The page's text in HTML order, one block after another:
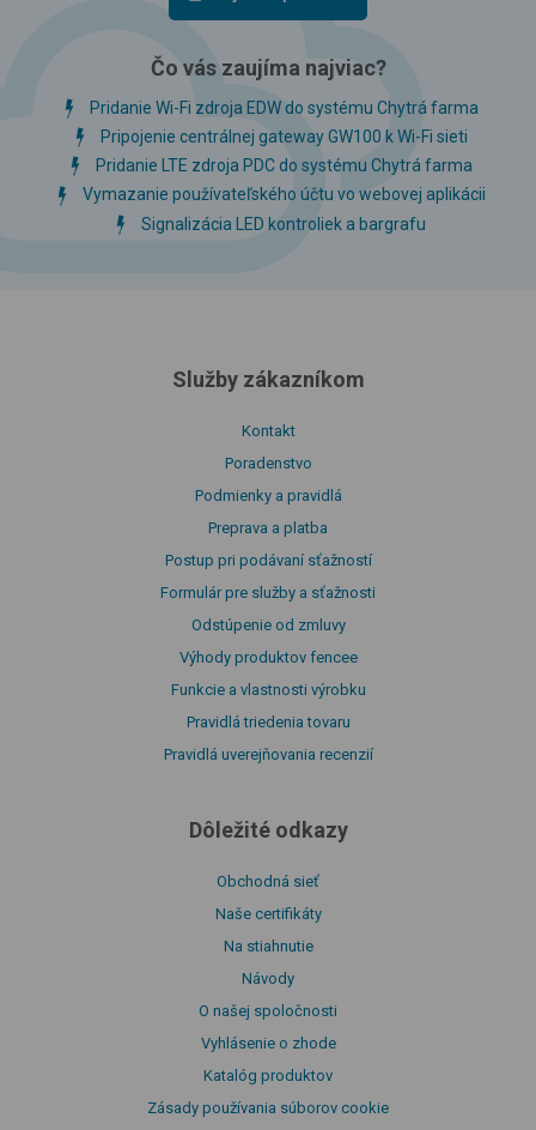
Čo vás zaujíma najviac?
Pridanie Wi-Fi zdroja EDW do systému Chytrá farma
Pripojenie centrálnej gateway GW100 k Wi-Fi sieti
Pridanie LTE zdroja PDC do systému Chytrá farma
Vymazanie používateľského účtu vo webovej aplikácii
Signalizácia LED kontroliek a bargrafu
Služby zákazníkom
Kontakt
Poradenstvo
Podmienky a pravidlá
Preprava a platba
Postup pri podávaní sťažností
Formulár pre služby a sťažnosti
Odstúpenie od zmluvy
Výhody produktov fencee
Funkcie a vlastnosti výrobku
Pravidlá triedenia tovaru
Pravidlá uverejňovania recenzií
Dôležité odkazy
Obchodná sieť
Naše certifikáty
Na stiahnutie
Návody
O našej spoločnosti
Vyhlásenie o zhode
Katalóg produktov
Zásady používania súborov cookie